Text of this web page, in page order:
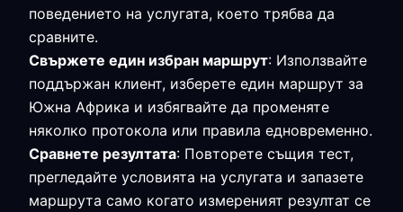
поведението на услугата, което трябва да
сравните.
Свържете един избран маршрут: Използвайте
поддържан клиент, изберете един маршрут за
Южна Африка и избягвайте да променяте
няколко протокола или правила едновременно.
Сравнете резултата: Повторете същия тест,
прегледайте условията на услугата и запазете
маршрута само когато измереният резултат се